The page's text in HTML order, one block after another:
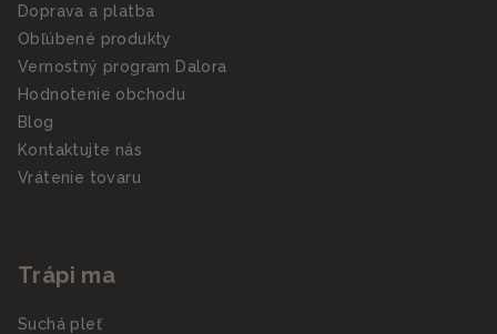
Doprava a platba
Obľúbené produkty
Vernostný program Dalora
Hodnotenie obchodu
Blog
Kontaktujte nás
Vrátenie tovaru
Trápi ma
Suchá pleť